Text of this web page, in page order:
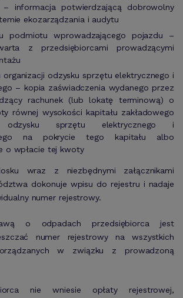
– informacja potwierdzającą dobrowolny
ekozarządzania i audytu
podmiotu wprowadzającego pojazdu –
z przedsiębiorcami prowadzącymi
odzysku sprzętu elektrycznego i
– kopia zaświadczenia wydanego przez
rachunek (lub lokatę terminową) o
równej wysokości kapitału zakładowego
odzysku sprzętu elektrycznego i
na pokrycie tego kapitału albo
o wpłacie tej kwoty
wraz z niezbędnymi załącznikami
dokonuje wpisu do rejestru i nadaje
numer rejestrowy.
o odpadach przedsiębiorca jest
numer rejestrowy na wszystkich
w związku z prowadzoną
nie wniesie opłaty rejestrowej,